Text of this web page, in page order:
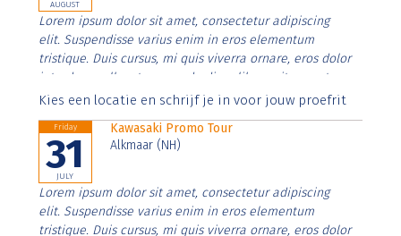
AUGUST
Lorem ipsum dolor sit amet, consectetur adipiscing
elit. Suspendisse varius enim in eros elementum
tristique. Duis cursus, mi quis viverra ornare, eros dolor
interdum nulla, ut commodo diam libero vitae erat.
Aenean faucibus nibh et justo cursus id rutrum lorem
Kies een locatie en schrijf je in voor jouw proefrit
Friday
31
JULY
Kawasaki Promo Tour
Alkmaar (NH)
Lorem ipsum dolor sit amet, consectetur adipiscing
elit. Suspendisse varius enim in eros elementum
tristique. Duis cursus, mi quis viverra ornare, eros dolor